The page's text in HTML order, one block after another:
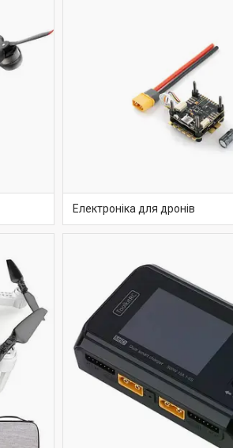
Електроніка для дронів